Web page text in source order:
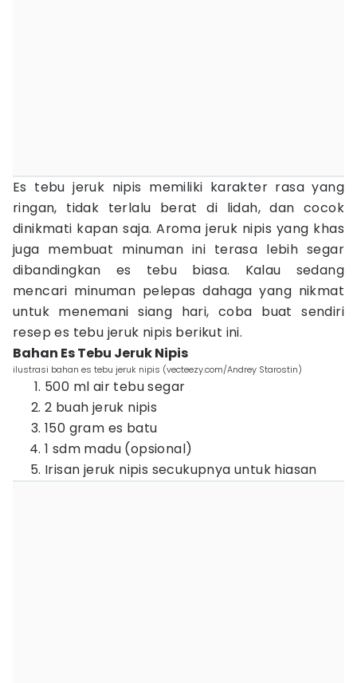
Es tebu jeruk nipis memiliki karakter rasa yang
ringan, tidak terlalu berat di lidah, dan cocok
dinikmati kapan saja. Aroma jeruk nipis yang khas
juga membuat minuman ini terasa lebih segar
dibandingkan es tebu biasa. Kalau sedang
mencari minuman pelepas dahaga yang nikmat
untuk menemani siang hari, coba buat sendiri
resep es tebu jeruk nipis berikut ini.
Bahan Es Tebu Jeruk Nipis
ilustrasi bahan es tebu jeruk nipis (vecteezy.com/Andrey Starostin)
500 ml air tebu segar
2 buah jeruk nipis
150 gram es batu
1 sdm madu (opsional)
Irisan jeruk nipis secukupnya untuk hiasan